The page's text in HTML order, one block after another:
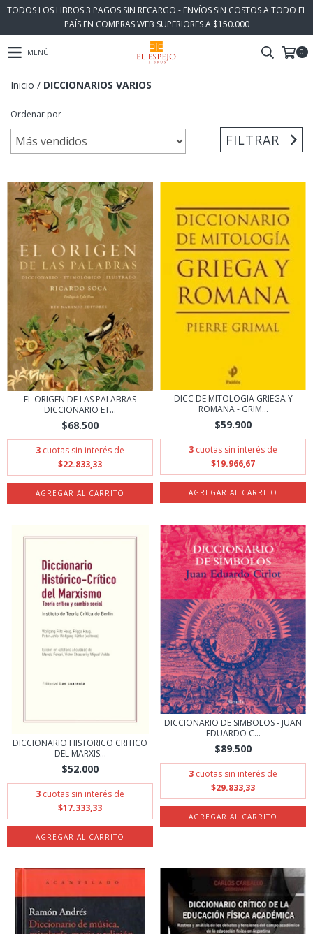
TODOS LOS LIBROS 3 PAGOS SIN RECARGO - ENVÍOS SIN COSTOS A TODO EL
PAÍS EN COMPRAS WEB SUPERIORES A $150.000
MENÚ 0
Inicio / DICCIONARIOS VARIOS
Ordenar por
FILTRAR
EL ORIGEN DE LAS PALABRAS
DICCIONARIO ET...
$68.500
3 cuotas sin interés de
$22.833,33
DICC DE MITOLOGIA GRIEGA Y
ROMANA - GRIM...
$59.900
3 cuotas sin interés de
$19.966,67
DICCIONARIO HISTORICO CRITICO
DEL MARXIS...
$52.000
3 cuotas sin interés de
$17.333,33
DICCIONARIO DE SIMBOLOS - JUAN
EDUARDO C...
$89.500
3 cuotas sin interés de
$29.833,33